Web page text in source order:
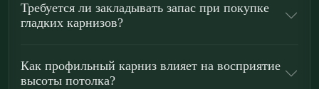
неоклассики: строгие линии добавляют
угол и визуально расширяет пространство. Такой
профиль помогает деликатно выровнять переход и
Требуется ли закладывать запас при покупке
гладких карнизов?
Как профильный карниз влияет на восприятие
высоты потолка?